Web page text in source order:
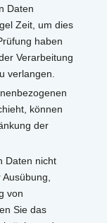
Daten
Zeit, um dies
haben
Verarbeitung
verlangen.
können
der
Daten nicht
von
Sie das